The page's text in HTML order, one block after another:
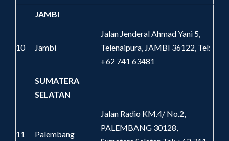
JAMBI
10 Jambi
Jalan Jenderal Ahmad Yani 5,
Telenaipura, JAMBI 36122, Tel:
+62 741 63481
SUMATERA
SELATAN
11 Palembang
Jalan Radio KM.4/ No.2,
PALEMBANG 30128,